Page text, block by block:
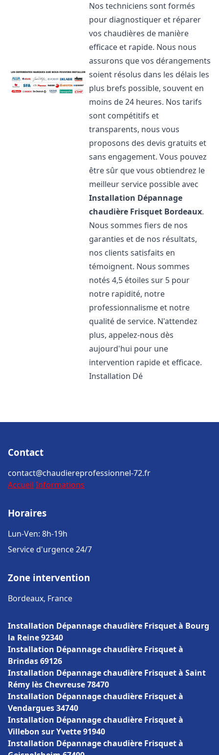
Nos techniciens sont formés
pour diagnostiquer et réparer
vos chaudières de manière
efficace et rapide. Nous nous
assurons que vos dérangements
soient résolus dans les délais les
plus brefs possible, souvent en
moins de 24 heures. Nos tarifs
sont compétitifs et
transparents, nous vous
proposons des devis gratuits et
sans engagement. Vous pouvez
être sûr que vous obtiendrez le
meilleur service possible avec
Installation Dépannage
chaudière Frisquet Bordeaux.
Nous sommes fiers de nos
garanties et de nos résultats,
nos clients satisfaits en
témoignent. Nous sommes
notés 4,5 étoiles sur 5 pour
notre rapidité, notre
professionnalisme et notre
qualité de service. N'attendez
plus, appelez-nous dès
aujourd'hui pour une
intervention rapide et efficace.
Installation Dé
Contact
contact@chaudiereprofessionnel-72.fr
Accueil Informations
Horaires
Lun-Ven: 8h-19h
Service d'urgence 24/7
Zone intervention
Bordeaux, France
Installation Dépannage chaudière Frisquet à Bourg
la Reine 92340
Installation Dépannage chaudière Frisquet à
Brindas 69126
Installation Dépannage chaudière Frisquet à Saint
Rémy lès Chevreuse 78470
Installation Dépannage chaudière Frisquet à
Vendargues 34740
Installation Dépannage chaudière Frisquet à
Villebon sur Yvette 91940
Installation Dépannage chaudière Frisquet à